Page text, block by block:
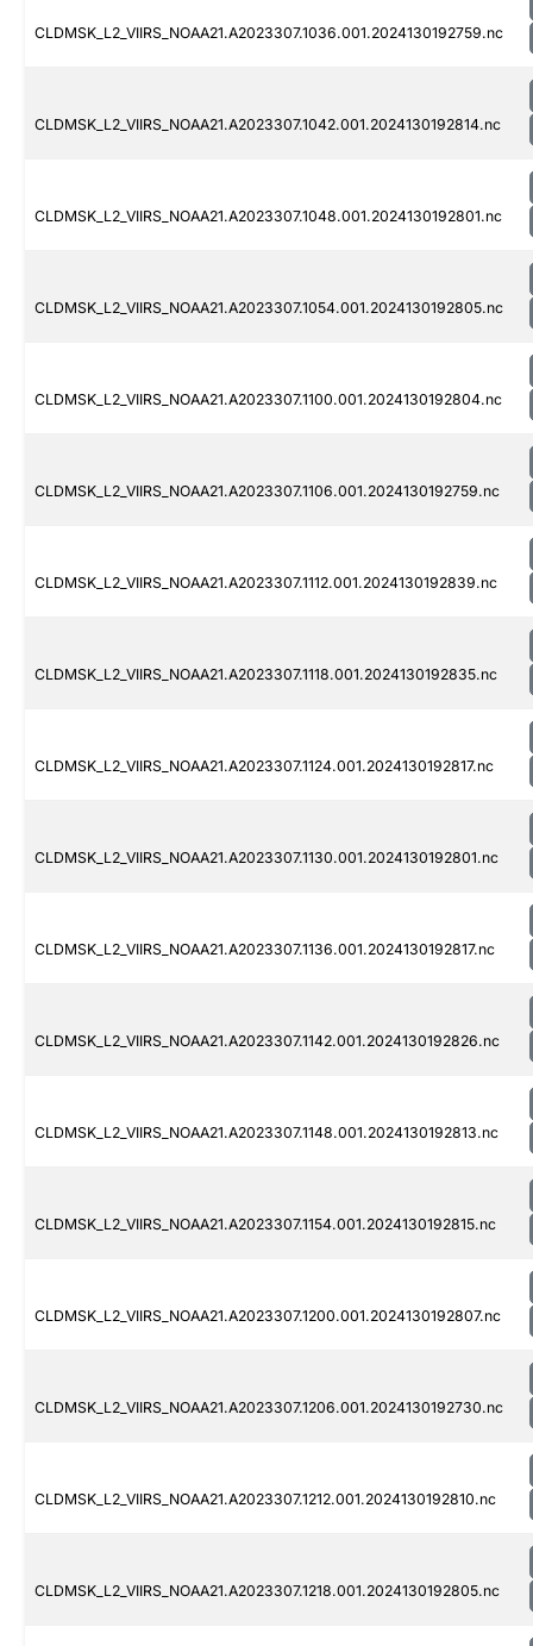
CLDMSK_L2_VIIRS_NOAA21.A2023307.1036.001.2024130192759.nc
CLDMSK_L2_VIIRS_NOAA21.A2023307.1042.001.2024130192814.nc
CLDMSK_L2_VIIRS_NOAA21.A2023307.1048.001.2024130192801.nc
CLDMSK_L2_VIIRS_NOAA21.A2023307.1054.001.2024130192805.nc
CLDMSK_L2_VIIRS_NOAA21.A2023307.1100.001.2024130192804.nc
CLDMSK_L2_VIIRS_NOAA21.A2023307.1106.001.2024130192759.nc
CLDMSK_L2_VIIRS_NOAA21.A2023307.1112.001.2024130192839.nc
CLDMSK_L2_VIIRS_NOAA21.A2023307.1118.001.2024130192835.nc
CLDMSK_L2_VIIRS_NOAA21.A2023307.1124.001.2024130192817.nc
CLDMSK_L2_VIIRS_NOAA21.A2023307.1130.001.2024130192801.nc
CLDMSK_L2_VIIRS_NOAA21.A2023307.1136.001.2024130192817.nc
CLDMSK_L2_VIIRS_NOAA21.A2023307.1142.001.2024130192826.nc
CLDMSK_L2_VIIRS_NOAA21.A2023307.1148.001.2024130192813.nc
CLDMSK_L2_VIIRS_NOAA21.A2023307.1154.001.2024130192815.nc
CLDMSK_L2_VIIRS_NOAA21.A2023307.1200.001.2024130192807.nc
CLDMSK_L2_VIIRS_NOAA21.A2023307.1206.001.2024130192730.nc
CLDMSK_L2_VIIRS_NOAA21.A2023307.1212.001.2024130192810.nc
CLDMSK_L2_VIIRS_NOAA21.A2023307.1218.001.2024130192805.nc